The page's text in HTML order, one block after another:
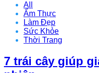
All
Ẩm Thực
Làm Đẹp
Sức Khỏe
Thời Trang
7 trái cây giúp